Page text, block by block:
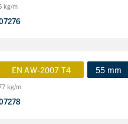
kg/m
EN AW-2007 T4 55 mm
kg/m